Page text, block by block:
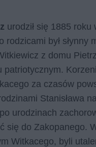
urodził się 1885 roku
był
z domu
patriotycznym.
za czasów
Stanisława
urodzinach
się do Zakopanego.
Witkacego, byli